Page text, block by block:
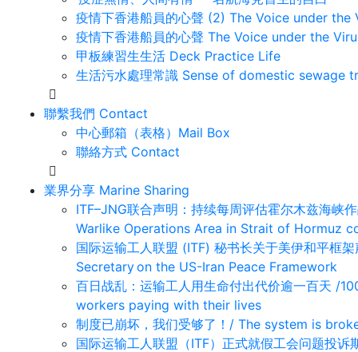
疫情下香港船員的心聲 (2) The Voice under the
疫情下香港船員的心聲 The Voice under the
甲板練習生生活 Deck Practice Life
生活污水處理常識 Sense of domestic sewage
聯繫我們 Contact
中心郵箱（表格）Mail Box
聯絡方式 Contact
業界分享 Marine Sharing
ITF–JNG联合声明：持续每周评估霍尔木兹海峡
Warlike Operations Area in Strait of Hormuz
国际运输工人联盟 (ITF) 秘书长关于美伊和平框
Secretary on the US-Iran Peace Framework
百日战乱：运输工人用生命付出代价逾一百天
workers paying with their lives
制度已崩坏，我们受够了！/ The system is
国际运输工人联盟（ITF）正式就假工会问题投